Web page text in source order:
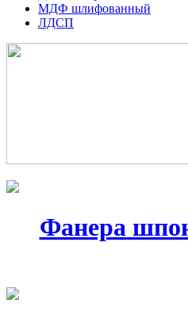
МДФ шлифованный
ЛДСП
Фанера